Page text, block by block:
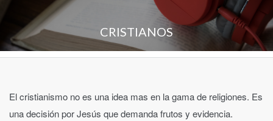
CRISTIANOS
El cristianismo no es una idea mas en la gama de religiones. Es
una decisión por Jesús que demanda frutos y evidencia.